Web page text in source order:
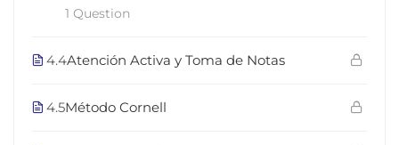
1 Question
4.4Atención Activa y Toma de Notas
4.5Método Cornell